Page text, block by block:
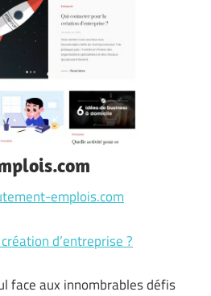
emplois.com
d’entreprise ?
face aux innombrables défis